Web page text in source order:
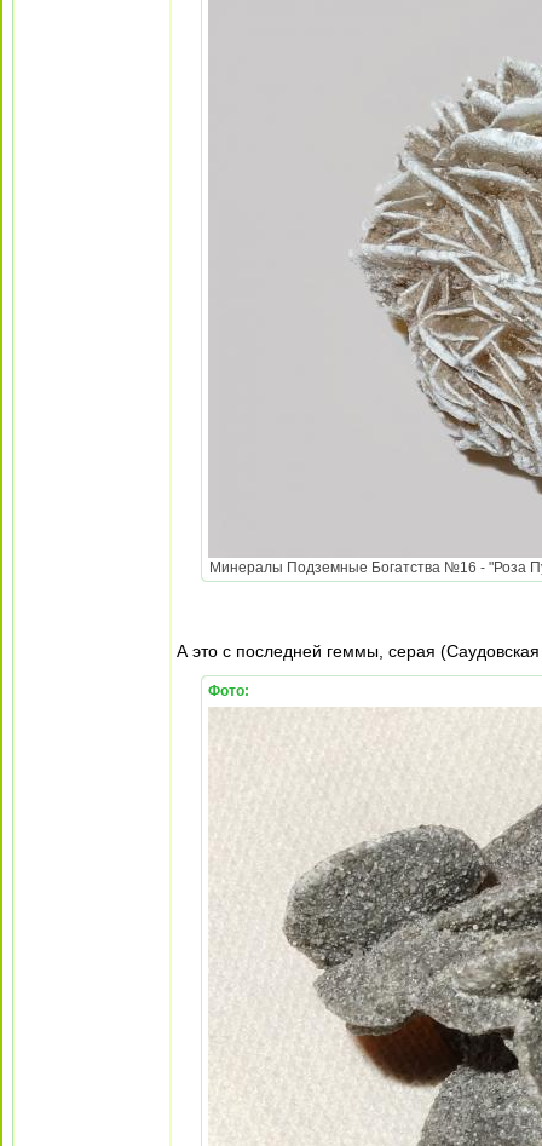
Минералы Подземные Богатства №16 - "Роза
А это с последней геммы, серая
Фото: